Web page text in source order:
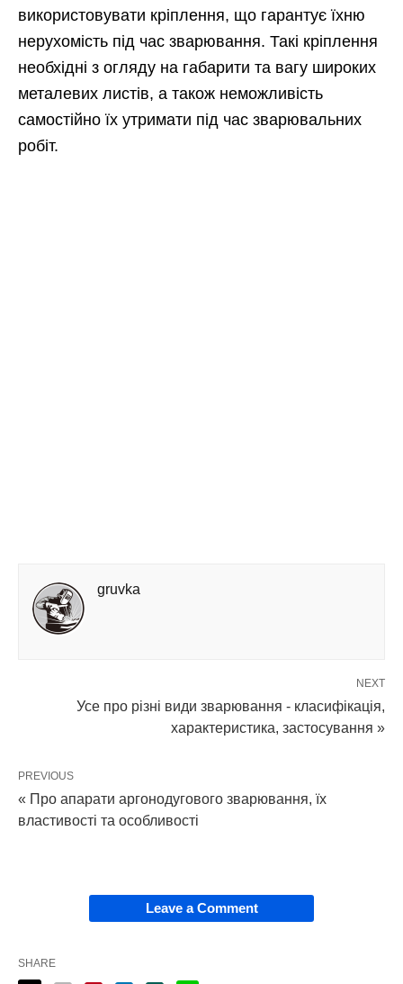
використовувати кріплення, що гарантує їхню
нерухомість під час зварювання. Такі кріплення
необхідні з огляду на габарити та вагу широких
металевих листів, а також неможливість
самостійно їх утримати під час зварювальних
робіт.
gruvka
NEXT
Усе про різні види зварювання - класифікація,
характеристика, застосування »
PREVIOUS
« Про апарати аргонодугового зварювання, їх
властивості та особливості
Leave a Comment
SHARE